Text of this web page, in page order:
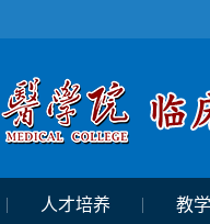
人才培养 教